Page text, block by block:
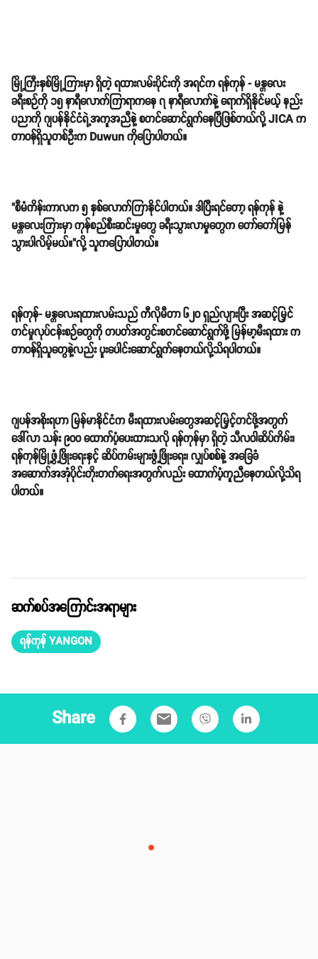
မြို့ကြီးနှစ်မြို့ကြားမှာ ရှိတဲ့ ရထားလမ်းပိုင်းကို အရင်က ရန်ကုန် - မန္တလေး
ခရီးစဉ်ကို ၁၅ နာရီလောက်ကြာရာကနေ ၇ နာရီလောက်နဲ့ ရောက်ရှိနိုင်မယ့် နည်း
ပညာကို ဂျပန်နိုင်ငံရဲ့အကူအညီနဲ့ စတင်ဆောင်ရွက်နေပြီဖြစ်တယ်လို့ JICA က
တာဝန်ရှိသူတစ်ဦးက Duwun ကိုပြောပါတယ်။
"စီမံကိန်းကာလက ၅ နှစ်လောက်ကြာနိုင်ပါတယ်။ ဒါပြီးရင်တော့ ရန်ကုန် နဲ့
မန္တလေးကြားမှာ ကုန်စည်စီးဆင်းမှုတွေ ခရီးသွားလာမှုတွေက တော်တော်မြန်
သွားပါလိမ့်မယ်။"လို့ သူကပြောပါတယ်။
ရန်ကုန်- မန္တလေးရထားလမ်းသည် ကီလိုမီတာ ၆၂၀ ရှည်လျားပြီး အဆင့်မြှင်
တင်မှုလုပ်ငန်းစဉ်တွေကို တပတ်အတွင်းစတင်ဆောင်ရွက်ဖို့ မြန်မာ့မီးရထား က
တာဝန်ရှိသူတွေနဲ့လည်း ပူးပေါင်းဆောင်ရွက်နေတယ်လို့သိရပါတယ်။
ဂျပန်အစိုးရဟာ မြန်မာနိုင်ငံက မီးရထားလမ်းတွေအဆင့်မြှင့်တင်ဖို့အတွက်
ဒေါ်လာ သန်း ၉၀၀ ထောက်ပံ့ပေးထားသလို ရန်ကုန်မှာ ရှိတဲ့ သီလဝါဆိပ်ကိမ်း၊
ရန်ကုန်မြို့ဖွံ့ဖြိုးရေးနှင့် ဆိပ်ကမ်းများဖွံ့ဖြိုးရေး၊ လျှပ်စစ်နဲ့ အခြေခံ
အဆောက်အအုံပိုင်းတိုးတက်ရေးအတွက်လည်း ထောက်ပံ့ကူညီနေတယ်လို့သိရ
ပါတယ်။
ဆက်စပ်အကြောင်းအရာများ
ရန်ကုန် YANGON
Share email